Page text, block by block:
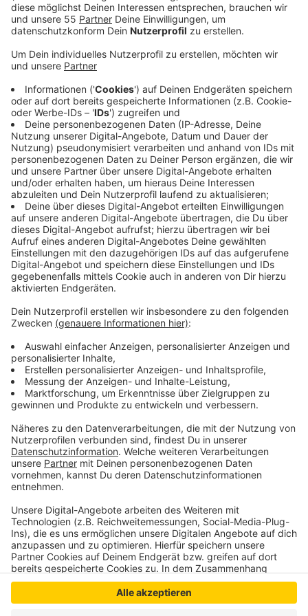
Anzeige
bisher unbekannt. Die Raupen bilden Nester in
Kiefern und können über ihre Brennhaare
gesundheitliche Beschwerden bei Menschen und
Tieren verursachen, darunter Hunde, Katzen und
Pferde.
Veröffentlicht: Montag, 25.08.2025 06:47
Anzeige
Anders als bei den Eichenprozessionsspinnern
vermehren sich die Kiefernprozessionsspinner
schneller, und die Raupen bauen nach jeder Häutung
ein neues Nest, in dem sie auch überwintern. Die
genauen Fundorte werden aktuell noch nicht
veröffentlicht. Die Monitoring-Daten sollen Mitte
September freigegeben werden. Jede Raupe trägt
etwa eine Million solcher Haare, etwas mehr als die
Eichenprozessionsspinner.
https://www.naturetoday.com/nl/nl/nature-
reports/message/?msg=34265
Anzeige